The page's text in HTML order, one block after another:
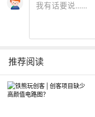
推荐阅读